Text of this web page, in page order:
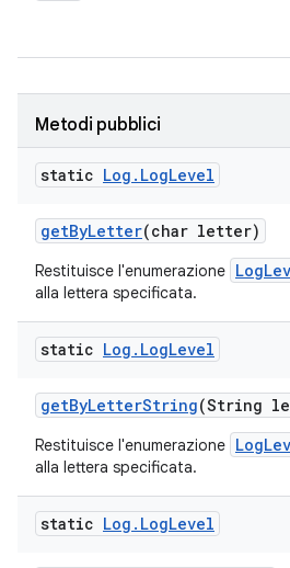
Metodi pubblici
static Log . LogLevel
getByLetter(char letter)
Restituisce l'enumerazione
alla lettera specificata.
static Log . LogLevel
getByLetterString(String
Restituisce l'enumerazione
alla lettera specificata.
static Log . LogLevel